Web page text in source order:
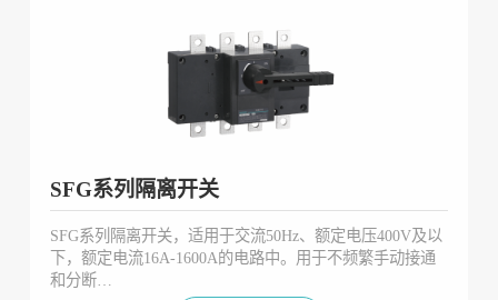
SFG系列隔离开关
SFG系列隔离开关，适用于交流50Hz、额定电压400V及以
下，额定电流16A-1600A的电路中。用于不频繁手动接通
和分断…